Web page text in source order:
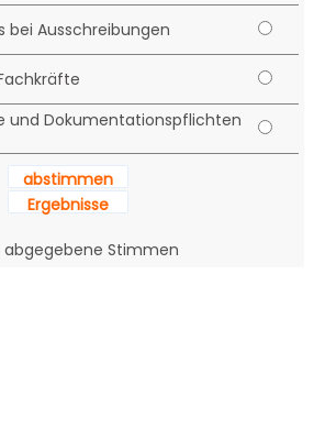
bei Ausschreibungen
und Dokumentationspflichten
abstimmen
Ergebnisse
abgegebene Stimmen